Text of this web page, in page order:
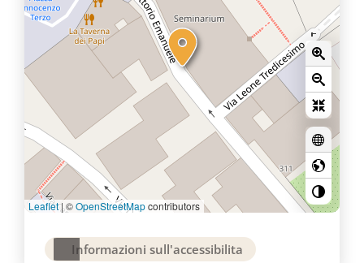
Leaflet|©OpenStreetMapcontributors
Informazioni sull'accessibilita